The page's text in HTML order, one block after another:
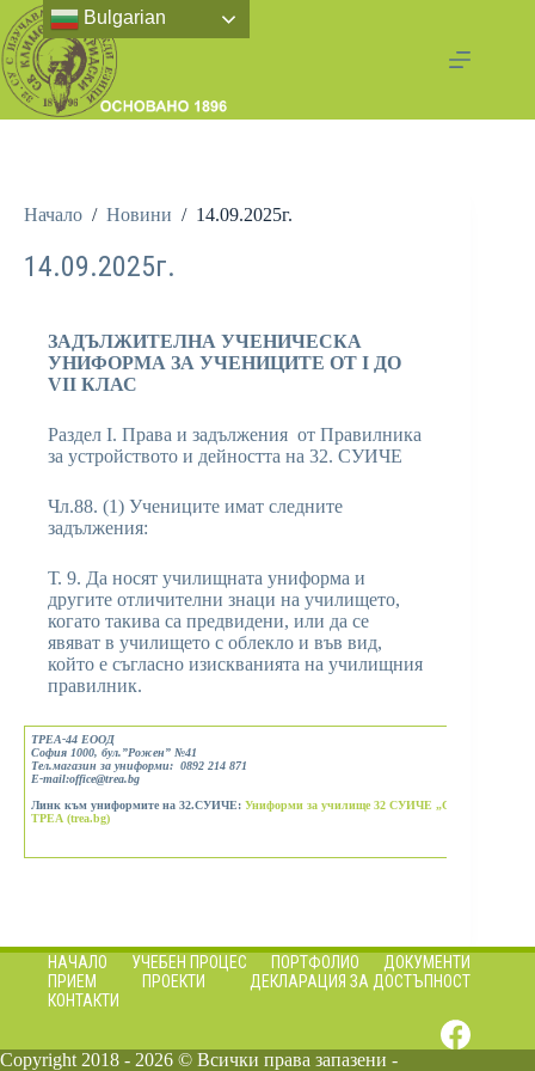
Начало / Новини / 14.09.2025г.
14.09.2025г.
ЗАДЪЛЖИТЕЛНА УЧЕНИЧЕСКА
УНИФОРМА ЗА УЧЕНИЦИТЕ ОТ I ДО
VII КЛАС
Раздел І. Права и задължения от Правилника
за устройството и дейността на 32. СУИЧЕ
Чл.88. (1) Учениците имат следните
задължения:
Т. 9. Да носят училищната униформа и
другите отличителни знаци на училището,
когато такива са предвидени, или да се
явяват в училището с облекло и във вид,
който е съгласно изискванията на училищния
правилник.
ТРЕА-44 EООД
София 1000, бул.”Рожен” №41
Тел.магазин за униформи: 0892 214 871
Е-mail:office@trea.bg
Линк към униформите на 32.СУИЧЕ: Униформи за училище 32 СУИЧЕ „Св. Климент
ТРЕА (trea.bg)
НАЧАЛО УЧЕБЕН ПРОЦЕС ПОРТФОЛИО
ДОКУМЕНТИ
ПРИЕМ
ПРОЕКТИ
ДЕКЛАРАЦИЯ ЗА ДОСТЪПНОСТ
КОНТАКТИ
Copyright 2018 - 2026 © Всички права запазени -
Bulgarian